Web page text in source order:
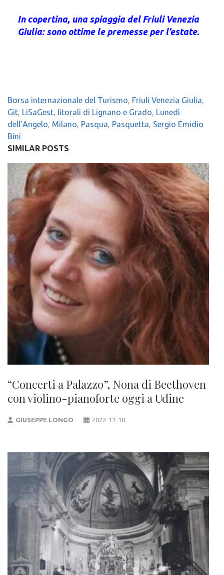
In copertina, una spiaggia del Friuli Venezia
Giulia: sono ottime le premesse per l’estate.
Borsa internazionale del Turismo, Friuli Venezia Giulia,
Git, LiSaGest, litorali di Lignano e Grado, Lunedì
dell’Angelo, Milano, Pasqua, Pasquetta, Sergio Emidio
Bini
SIMILAR POSTS
“Concerti a Palazzo”, Nona di Beethoven
con violino-pianoforte oggi a Udine
GIUSEPPE LONGO 2022-11-18